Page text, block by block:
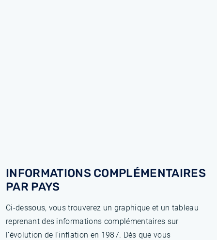
INFORMATIONS COMPLÉMENTAIRES
PAR PAYS
Ci-dessous, vous trouverez un graphique et un tableau
reprenant des informations complémentaires sur
l’évolution de l'inflation en 1987. Dès que vous